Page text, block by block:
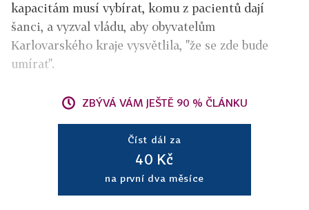
kapacitám musí vybírat, komu z pacientů dají
šanci, a vyzval vládu, aby obyvatelům
Karlovarského kraje vysvětlila, "že se zde bude
umírat".
ZBÝVÁ VÁM JEŠTĚ 90 % ČLÁNKU
Číst dál za
40 Kč
na první dva měsíce